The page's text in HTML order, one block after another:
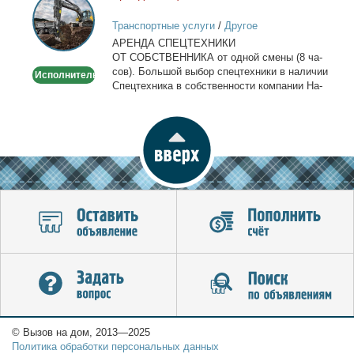
спецтехники
в
Москве
Исполнитель
Транспортные услуги/ Другое
АРЕНДА СПЕЦТЕХНИКИ
ОТ СОБСТВЕННИКА от од­ной сме­ны (8 ча­
сов). Боль­шой вы­бор спец­тех­ни­ки в на­ли­чии
Спец­тех­ни­ка в соб­ствен­но­сти ком­па­нии На­
© Вызов на дом, 2013—2025
Политика обработки персональных данных